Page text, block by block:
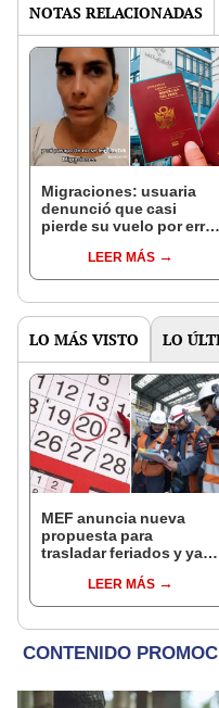
NOTAS RELACIONADAS
Migraciones: usuaria
denunció que casi
pierde su vuelo por error
pasaporteLEER MÁS
LO MÁS VISTO LO
MEF anuncia nueva
propuesta para
trasladar feriados y ya
“Lunes es mejor día”
LEER MÁS